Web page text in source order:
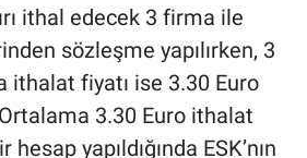
ithal edecek 3 firma ile
sözleşme yapılırken, 3
ithalat fiyatı ise 3.30 Euro
3.30 Euro ithalat
yapıldığında ESK’nın